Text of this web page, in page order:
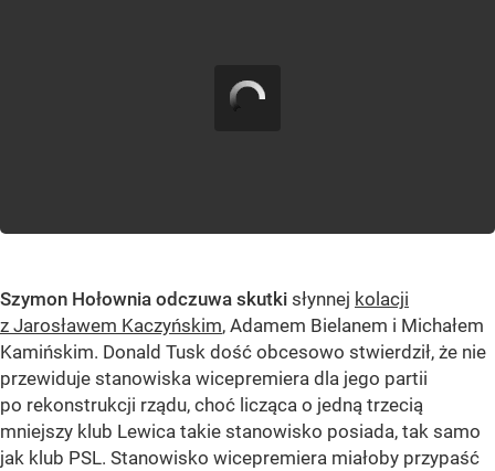
Szymon Hołownia odczuwa skutki słynnej kolacji
z Jarosławem Kaczyńskim, Adamem Bielanem i Michałem
Kamińskim. Donald Tusk dość obcesowo stwierdził, że nie
przewiduje stanowiska wicepremiera dla jego partii
po rekonstrukcji rządu, choć licząca o jedną trzecią
mniejszy klub Lewica takie stanowisko posiada, tak samo
jak klub PSL. Stanowisko wicepremiera miałoby przypaść